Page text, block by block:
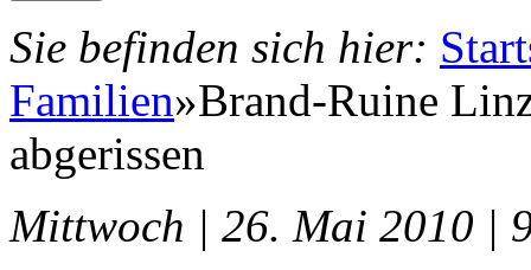
Sie befinden sich hier:
Familien»Brand-Ruine
abgerissen
Mittwoch | 26. Mai 2010 |